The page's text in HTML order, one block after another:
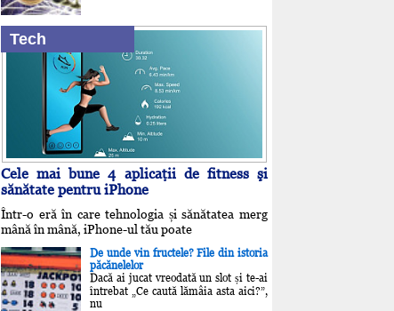
Tech
Cele mai bune 4 aplicaţii de fitness şi
sănătate pentru iPhone
Într-o eră în care tehnologia și sănătatea merg
mână în mână, iPhone-ul tău poate
De unde vin fructele? File din istoria
păcănelelor
Dacă ai jucat vreodată un slot și te-ai
întrebat „Ce caută lămâia asta aici?”,
nu